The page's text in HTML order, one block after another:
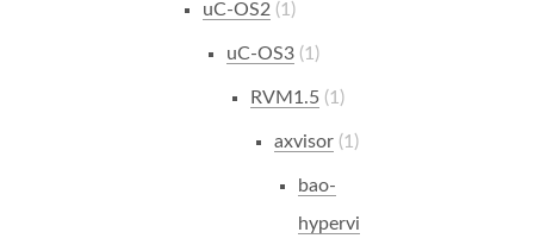
uC-OS2 1
uC-OS3 1
RVM1.5 1
axvisor 1
bao-
hypervi